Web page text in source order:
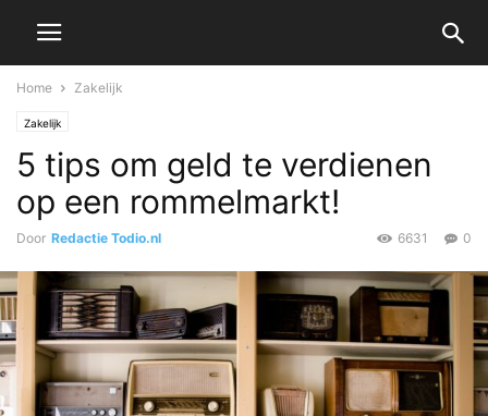
Home Zakelijk
Zakelijk
5 tips om geld te verdienen
op een rommelmarkt!
Door Redactie Todio.nl 0
6631